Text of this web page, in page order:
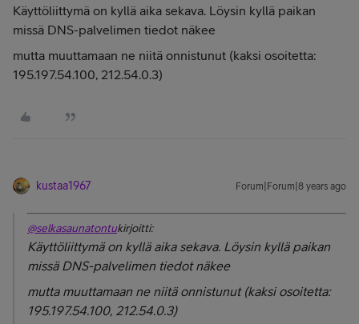
Käyttöliittymä on kyllä aika sekava. Löysin kyllä paikan
missä DNS-palvelimen tiedot näkee
mutta muuttamaan ne niitä onnistunut (kaksi osoitetta:
195.197.54.100, 212.54.0.3)
kustaa1967 Forum|Forum|8 years ago
@selkasaunatontukirjoitti:
Käyttöliittymä on kyllä aika sekava. Löysin kyllä paikan
missä DNS-palvelimen tiedot näkee
mutta muuttamaan ne niitä onnistunut (kaksi osoitetta:
195.197.54.100, 212.54.0.3)